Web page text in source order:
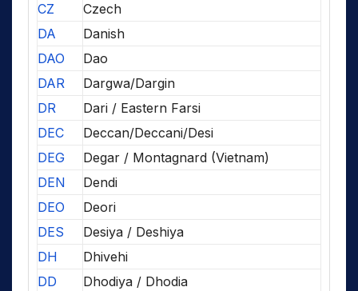
CZ
Czech
DA
Danish
DAO
Dao
DAR
Dargwa/Dargin
DR
Dari / Eastern Farsi
DEC
Deccan/Deccani/Desi
DEG
Degar / Montagnard (Vietnam)
DEN
Dendi
DEO
Deori
DES
Desiya / Deshiya
DH
Dhivehi
DD
Dhodiya / Dhodia